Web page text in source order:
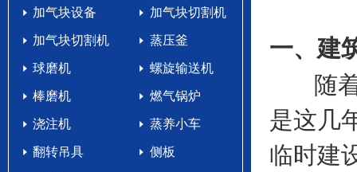
加气块设备 加气块切割机
加气块切割机 蒸压釜
球磨机 螺旋输送机
棒磨机 燃气锅炉
浇注机 蒸养小车
翻转吊具 侧板
一、建
随着
是这几
临时建